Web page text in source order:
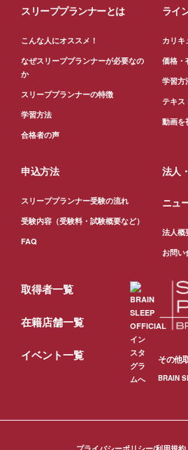
スリーププランナーとは
こんな人にオススメ！
なぜスリーププランナーが必要なの
か
スリーププランナーの特徴
学習方法
合格者の声
ライ
カリキ
価格・
学習方
テキス
動画を
申込方法
スリーププランナー受験の流れ
受験内容（受験料・試験概要など）
FAQ
法人
ニュ
法人概
お問い
取得者一覧
在籍店舗一覧
イベント一覧 その他
BRAIN